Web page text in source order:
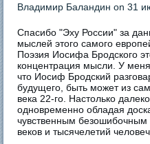
Владимир Баландин on 31
Спасибо "Эху России" за
мыслей этого самого
Поэзия Иосифа Бродского
концентрация мысли. У
что Иосиф Бродский
будущего, быть может из
века 22-го. Настолько
одновременно обладая
чувственным
веков и тысячелетий